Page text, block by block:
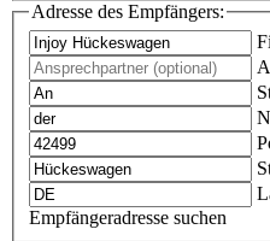
Adresse des Empfängers:
Empfängeradresse suchen